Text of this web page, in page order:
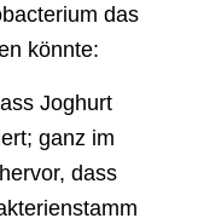
das
könnte:
Joghurt
ganz im
dass